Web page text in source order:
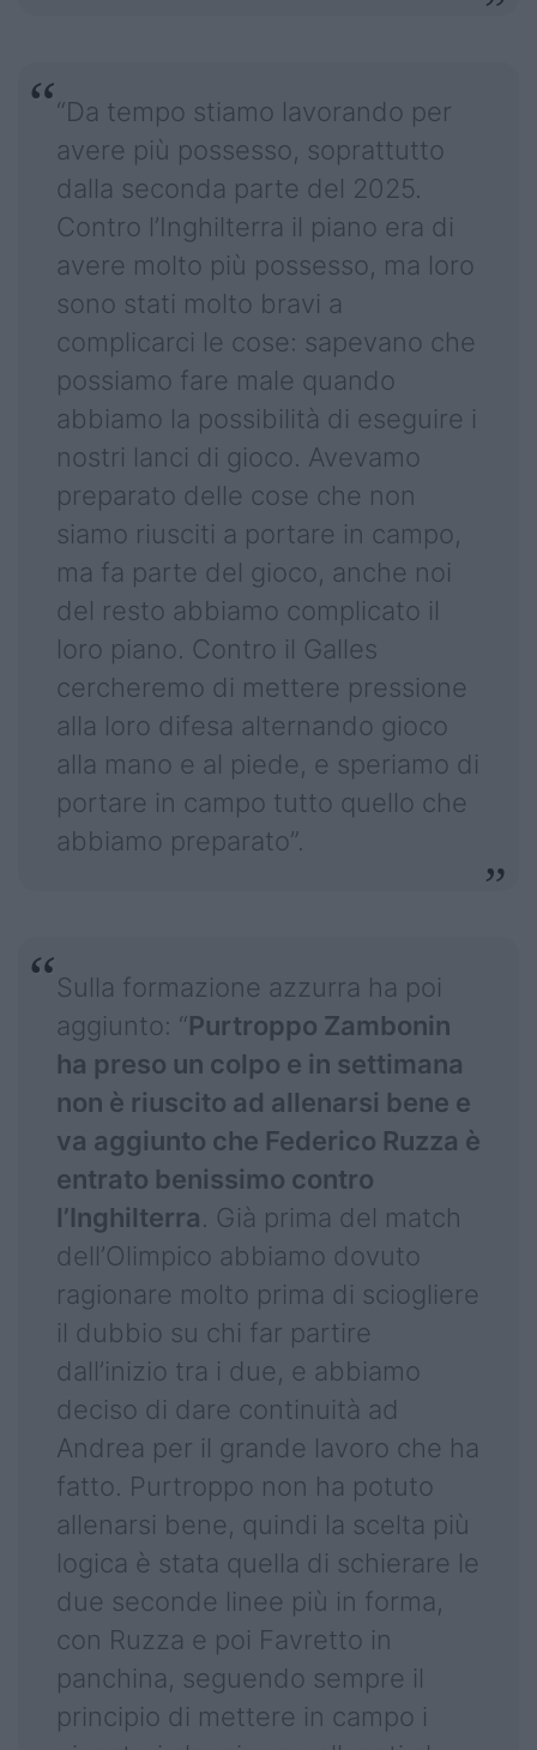
“Da tempo stiamo lavorando per
avere più possesso, soprattutto
dalla seconda parte del 2025.
Contro l’Inghilterra il piano era di
avere molto più possesso, ma loro
sono stati molto bravi a
complicarci le cose: sapevano che
possiamo fare male quando
abbiamo la possibilità di eseguire i
nostri lanci di gioco. Avevamo
preparato delle cose che non
siamo riusciti a portare in campo,
ma fa parte del gioco, anche noi
del resto abbiamo complicato il
loro piano. Contro il Galles
cercheremo di mettere pressione
alla loro difesa alternando gioco
alla mano e al piede, e speriamo di
portare in campo tutto quello che
abbiamo preparato”.
Sulla formazione azzurra ha poi
aggiunto: “Purtroppo Zambonin
ha preso un colpo e in settimana
non è riuscito ad allenarsi bene e
va aggiunto che Federico Ruzza è
entrato benissimo contro
l’Inghilterra. Già prima del match
dell’Olimpico abbiamo dovuto
ragionare molto prima di sciogliere
il dubbio su chi far partire
dall’inizio tra i due, e abbiamo
deciso di dare continuità ad
Andrea per il grande lavoro che ha
fatto. Purtroppo non ha potuto
allenarsi bene, quindi la scelta più
logica è stata quella di schierare le
due seconde linee più in forma,
con Ruzza e poi Favretto in
panchina, seguendo sempre il
principio di mettere in campo i